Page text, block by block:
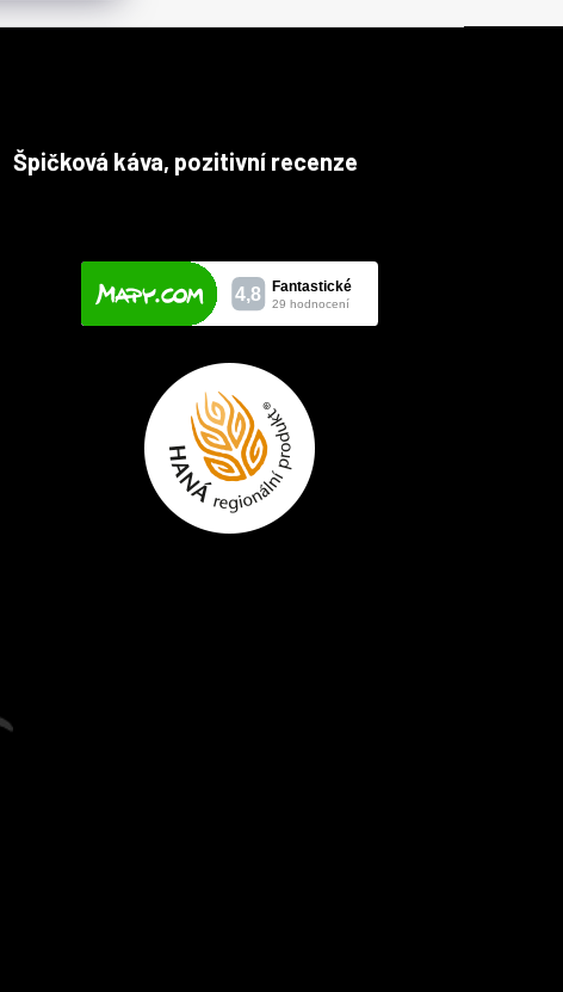
Špičková káva, pozitivní recenze